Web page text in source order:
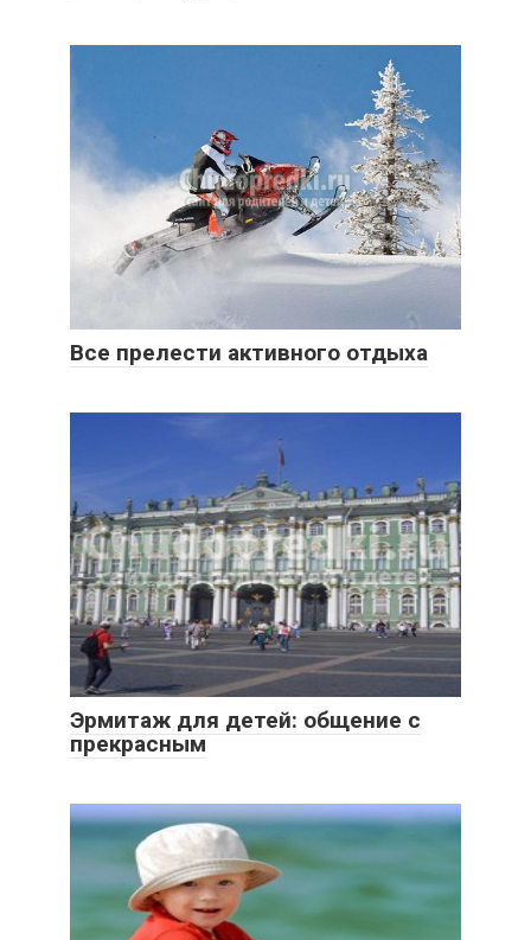
Все прелести активного отдыха
Эрмитаж для детей: общение с
прекрасным